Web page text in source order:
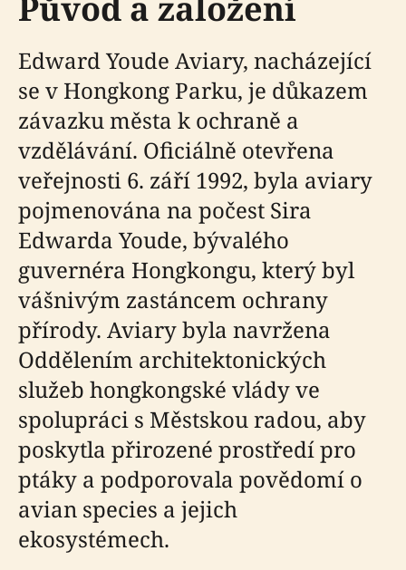
Edward Youde Aviary, nacházející
se v Hongkong Parku, je důkazem
závazku města k ochraně a
vzdělávání. Oficiálně otevřena
veřejnosti 6. září 1992, byla aviary
pojmenována na počest Sira
Edwarda Youde, bývalého
guvernéra Hongkongu, který byl
vášnivým zastáncem ochrany
přírody. Aviary byla navržena
Oddělením architektonických
služeb hongkongské vlády ve
spolupráci s Městskou radou, aby
poskytla přirozené prostředí pro
ptáky a podporovala povědomí o
avian species a jejich
ekosystémech.